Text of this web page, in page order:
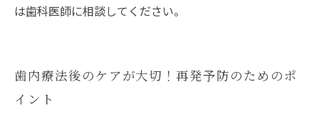
は歯科医師に相談してください。
歯内療法後のケアが大切！再発予防のためのポ
イント